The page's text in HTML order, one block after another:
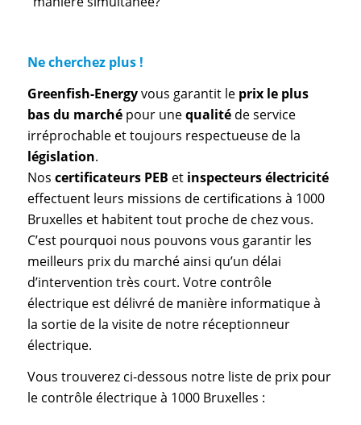
Ne cherchez plus !
Greenfish-Energyvous garantit le prix le plus
bas du marchépour unequalitéde service
irréprochable et toujours respectueuse de la
législation.
Nos certificateurs PEB et inspecteurs électricité
effectuent leurs missions de certifications à 1000
Bruxelles et habitent tout proche de chez vous.
C’est pourquoi nous pouvons vous garantir les
meilleurs prix du marché ainsi qu’un délai
d’intervention très court. Votre contrôle
électrique est délivré de manière informatique à
la sortie de la visite de notre réceptionneur
électrique.
Vous trouverez ci-dessous notre liste de prix pour
le contrôle électrique à 1000 Bruxelles :